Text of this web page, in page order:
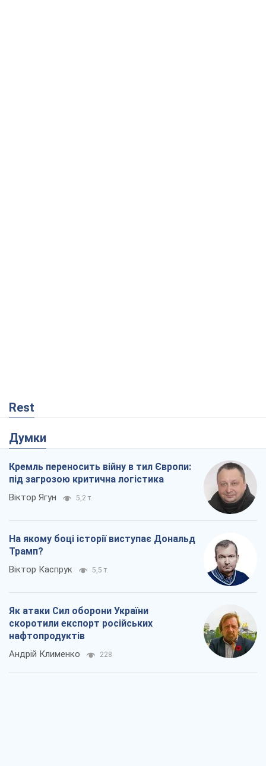
Rest
Думки
Кремль переносить війну в тил Європи:
під загрозою критична логістика
Віктор Ягун 5,2 т.
На якому боці історії виступає Дональд
Трамп?
Віктор Каспрук 5,5 т.
Як атаки Сил оборони України
скоротили експорт російських
нафтопродуктів
Андрій Клименко 228